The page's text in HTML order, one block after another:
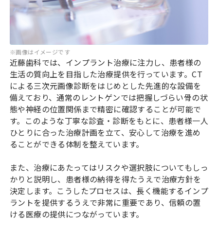
※画像はイメージです
近藤歯科では、インプラント治療に注力し、患者様の
生活の質向上を目指した治療提供を行っています。CT
による三次元画像診断をはじめとした先進的な設備を
備えており、通常のレントゲンでは把握しづらい骨の状
態や神経の位置関係まで精密に確認することが可能で
す。このような丁寧な診査・診断をもとに、患者様一人
ひとりに合った治療計画を立て、安心して治療を進め
ることができる体制を整えています。
また、治療にあたってはリスクや選択肢についてもしっ
かりと説明し、患者様の納得を得たうえで治療方針を
決定します。こうしたプロセスは、長く機能するインプ
ラントを提供するうえで非常に重要であり、信頼の置
ける医療の提供につながっています。